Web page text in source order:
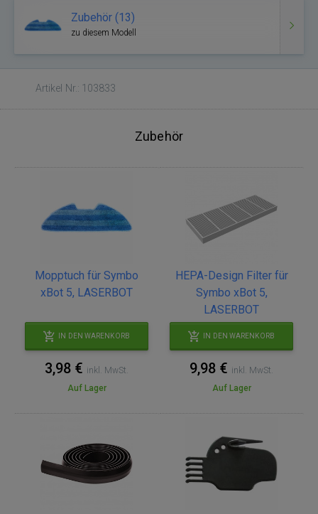
Zubehör (13)
zu diesem Modell
Artikel Nr.: 103833
Zubehör
Mopptuch für Symbo
xBot 5, LASERBOT
IN DEN WARENKORB
3,98 € inkl. MwSt.
Auf Lager
HEPA-Design Filter für
Symbo xBot 5,
LASERBOT
IN DEN WARENKORB
9,98 € inkl. MwSt.
Auf Lager